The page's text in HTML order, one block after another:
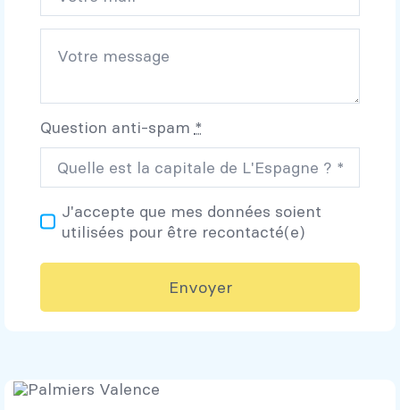
Question anti-spam *
J'accepte que mes données soient
utilisées pour être recontacté(e)
Envoyer